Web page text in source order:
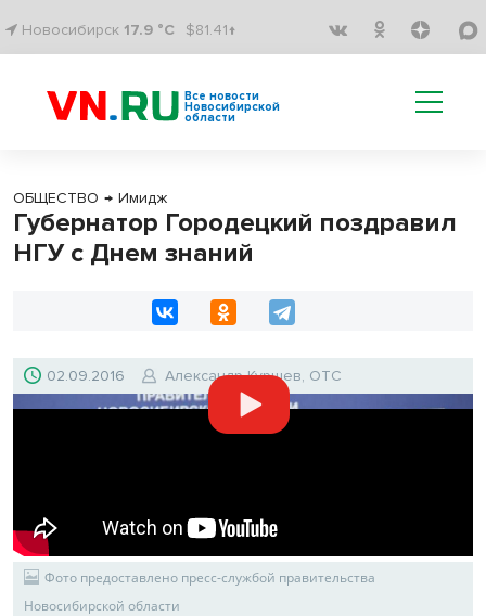
Новосибирск 17.9 °C $81.41↑
Все новости
Новосибирской
области
ОБЩЕСТВО → Имидж
Губернатор Городецкий поздравил
НГУ с Днем знаний
02.09.2016 Александр Куршев, ОТС
Фото предоставлено пресс-службой правительства
Новосибирской области